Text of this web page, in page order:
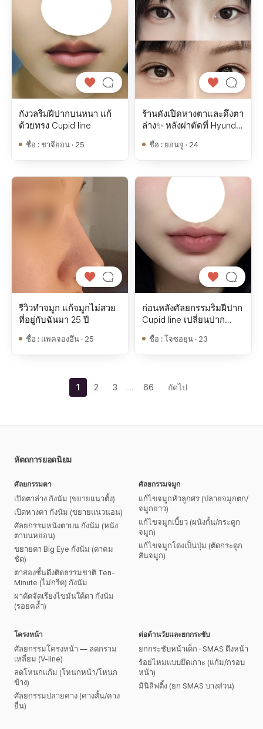
กังวลริมฝีปากบนหนา แก้
ด้วยทรง Cupid line
ชื่อ : ชาจียอน · 25
ร้านดังเปิดหางตาและดึงตา
ล่าง✨ หลังผ่าตัดที่ Hyundai
Thailand ครบ 1 เดือน
ชื่อ : ยอนจู · 24
รีวิวทำจมูก แก้จมูกไม่สวย
ที่อยู่กับฉันมา 25 ปี
ชื่อ : แพคจองอึน · 25
ก่อนหลังศัลยกรรมริมฝีปาก
Cupid line เปลี่ยนปาก
เรียบๆ!
ชื่อ : โจซอยุน · 23
1 2 3 … 66 ถัดไป
หัตถการยอดนิยม
ศัลยกรรมตา
เปิดตาล่าง กังนัม (ขยายแนวตั้ง)
เปิดหางตา กังนัม (ขยายแนวนอน)
ศัลยกรรมหนังตาบน กังนัม (หนัง
ตาบนหย่อน)
ขยายตา Big Eye กังนัม (ตาคม
ชัด)
ตาสองชั้นดึงติดธรรมชาติ Ten-
Minute (ไม่กรีด) กังนัม
ผ่าตัดจัดเรียงไขมันใต้ตา กังนัม
(รอยคล้ำ)
ศัลยกรรมจมูก
แก้ไขจมูกหัวลูกศร (ปลายจมูกตก/
จมูกยาว)
แก้ไขจมูกเบี้ยว (ผนังกั้น/กระดูก
จมูก)
แก้ไขจมูกโด่งเป็นปุ่ม (ตัดกระดูก
สันจมูก)
โครงหน้า
ศัลยกรรมโครงหน้า — ลดกราม
เหลี่ยม (V-line)
ลดโหนกแก้ม (โหนกหน้า/โหนก
ข้าง)
ศัลยกรรมปลายคาง (คางสั้น/คาง
ยื่น)
ต่อต้านวัยและยกกระชับ
ยกกระชับหน้าเด็ก · SMAS ดึงหน้า
ร้อยไหมแบบยึดเกาะ (แก้ม/กรอบ
หน้า)
มินิลิฟติ้ง (ยก SMAS บางส่วน)